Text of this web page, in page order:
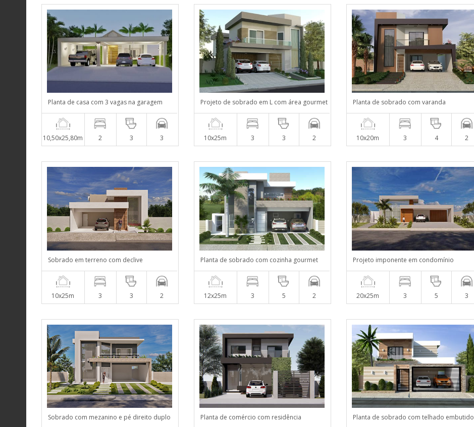
Planta de casa com 3 vagas na garagem
10,50x25,80m 2 3 3
Projeto de sobrado em L com área gourmet
10x25m 3 3 2
Planta de sobrado com varanda
10x20m 3 4 2
Sobrado em terreno com declive
10x25m 3 3 2
Planta de sobrado com cozinha gourmet
12x25m 3 5 2
Projeto imponente em condomínio
20x25m 3 5 3
Sobrado com mezanino e pé direito duplo Planta de comércio com residência Planta de sobrado com telhado embutido